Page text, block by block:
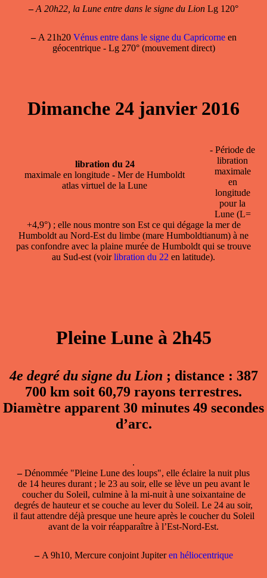
– A 20h22, la Lune entre dans le signe du Lion Lg 120°
–A 21h20 Vénus entre dans le signe du Capricorneen
géocentrique - Lg 270° (mouvement direct)
Dimanche 24 janvier 2016
libration du 24
maximale en longitude - Mer de Humboldt
atlas virtuel de la Lune
- Période de
libration
maximale
en
longitude
pour la
Lune (L=
+4,9°) ; elle nous montre son Est ce qui dégage la mer de
Humboldt au Nord-Est du limbe (mare Humboldtianum) à ne
pas confondre avec la plaine murée de Humboldt qui se trouve
au Sud-est (voirlibration du 22 en latitude).
Pleine Lune à 2h45
4e degré du signe du Lion ; distance : 387
700 km soit 60,79 rayons terrestres.
Diamètre apparent 30 minutes 49 secondes
d’arc.
.
–Dénommée "Pleine Lune des loups", elle éclaire la nuit plus
de 14 heures durant ; le 23 au soir, elle se lève un peu avant le
coucher du Soleil, culmine à la mi-nuit à une soixantaine de
degrés de hauteur et se couche au lever du Soleil. Le 24 au soir,
il faut attendre déjà presque une heure après le coucher du Soleil
avant de la voir réapparaître à l’Est-Nord-Est.
–A 9h10, Mercure conjoint Jupiteren héliocentrique